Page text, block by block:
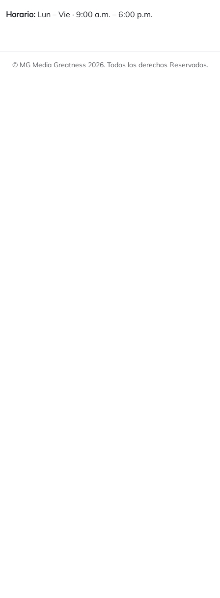
Horario: Lun – Vie · 9:00 a.m. – 6:00 p.m.
© MG Media Greatness 2026. Todos los derechos Reservados.